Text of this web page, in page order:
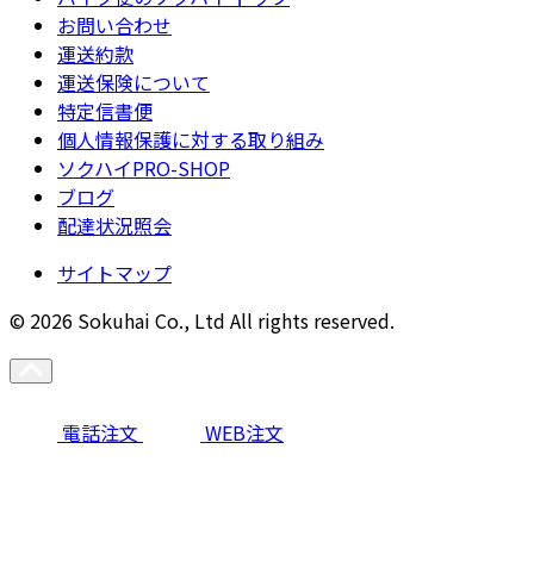
お問い合わせ
運送約款
運送保険について
特定信書便
個人情報保護に対する取り組み
ソクハイPRO-SHOP
ブログ
配達状況照会
サイトマップ
© 2026 Sokuhai Co., Ltd All rights reserved.
電話注文 WEB注文